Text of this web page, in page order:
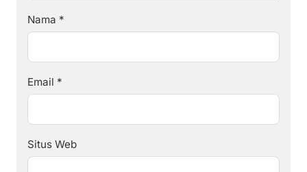
Nama *
Email *
Situs Web